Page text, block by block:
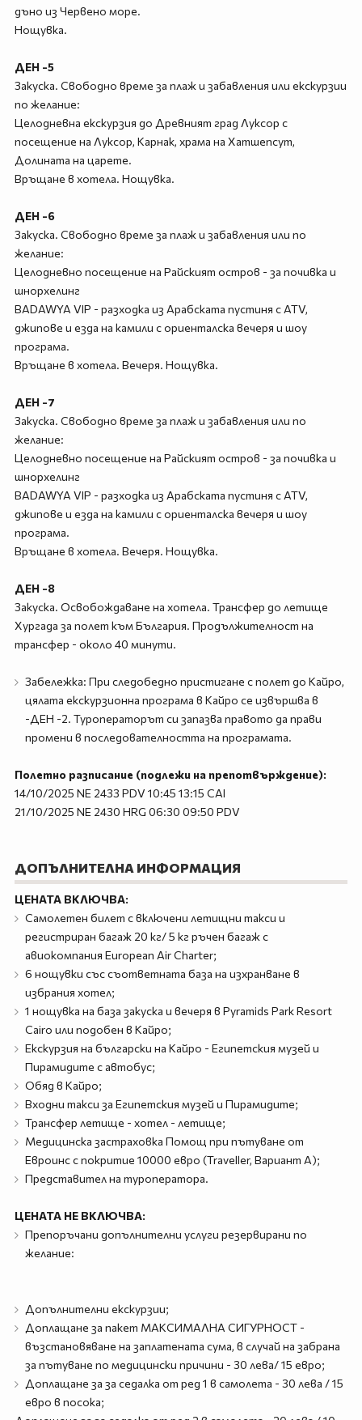
дъно из Червено море.
Нощувка.
ДЕН -5
Закуска. Свободно време за плаж и забавления или екскурзии
по желание:
Целодневна екскурзия до Древният град Луксор с
посещение на Луксор, Карнак, храма на Хатшепсут,
Долината на царете.
Връщане в хотела. Нощувка.
ДЕН -6
Закуска. Свободно време за плаж и забавления или по
желание:
Целодневно посещение на Райският остров - за почивка и
шнорхелинг
BADAWYA VIP - разходка из Арабската пустиня с ATV,
джипове и езда на камили с ориенталска вечеря и шоу
програма.
Връщане в хотела. Вечеря. Нощувка.
ДЕН -7
Закуска. Свободно време за плаж и забавления или по
желание:
Целодневно посещение на Райският остров - за почивка и
шнорхелинг
BADAWYA VIP - разходка из Арабската пустиня с ATV,
джипове и езда на камили с ориенталска вечеря и шоу
програма.
Връщане в хотела. Вечеря. Нощувка.
ДЕН -8
Закуска. Освобождаване на хотела. Трансфер до летище
Хургада за полет към България. Продължителност на
трансфер - около 40 минути.
Забележка: При следобедно пристигане с полет до Кайро,
цялата екскурзионна програма в Кайро се извършва в
-ДЕН -2. Туроператорът си запазва правото да прави
промени в последователността на програмата.
Полетно разписание (подлежи на препотвърждение):
14/10/2025 NE 2433 PDV 10:45 13:15 CAI
21/10/2025 NE 2430 HRG 06:30 09:50 PDV
ДОПЪЛНИТЕЛНА ИНФОРМАЦИЯ
ЦЕНАТА ВКЛЮЧВА:
Самолетен билет с включени летищни такси и
регистриран багаж 20 кг/ 5 кг ръчен багаж с
авиокомпания European Air Charter;
6 нощувки със съответната база на изхранване в
избрания хотел;
1 нощувка на база закуска и вечеря в Pyramids Park Resort
Cairo или подобен в Кайро;
Екскурзия на български на Кайро - Египетския музей и
Пирамидите с автобус;
Обяд в Кайро;
Входни такси за Египетския музей и Пирамидите;
Трансфер летище - хотел - летище;
Медицинска застраховка Помощ при пътуване от
Евроинс с покритие 10000 евро (Traveller, Вариант А);
Представител на туроператора.
ЦЕНАТА НЕ ВКЛЮЧВА:
Препоръчани допълнителни услуги резервирани по
желание:
Допълнителни екскурзии;
Доплащане за пакет МАКСИМАЛНА СИГУРНОСТ -
възстановяване на заплатената сума, в случай на забрана
за пътуване по медицински причини - 30 лева/ 15 евро;
Доплащане за за седалка от ред 1 в самолета - 30 лева / 15
евро в посока;